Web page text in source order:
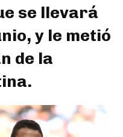
se llevará
y le metió
de la